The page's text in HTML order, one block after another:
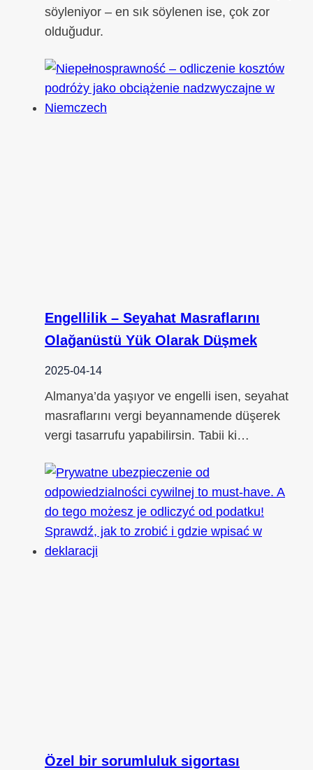
söyleniyor – en sık söylenen ise, çok zor
olduğudur.
Engellilik – Seyahat Masraflarını
Olağanüstü Yük Olarak Düşmek
2025-04-14
Almanya’da yaşıyor ve engelli isen, seyahat
masraflarını vergi beyannamende düşerek
vergi tasarrufu yapabilirsin. Tabii ki…
Özel bir sorumluluk sigortası